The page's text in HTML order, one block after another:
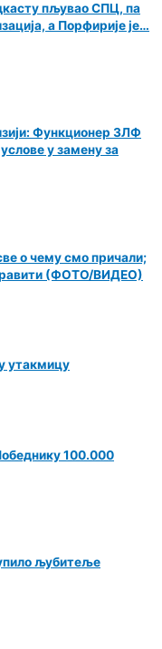
пљувао СПЦ, па
а Порфирије је…
Функционер ЗЛФ
у замену за
о чему смо причали;
(ФОТО/ВИДЕО)
утакмицу
100.000
љубитеље